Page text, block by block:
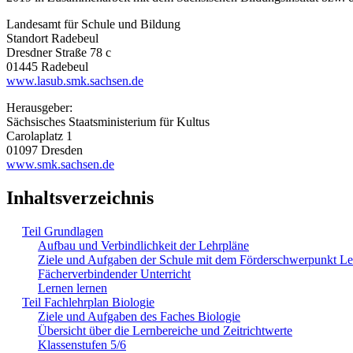
Landesamt für Schule und Bildung
Standort Radebeul
Dresdner Straße 78 c
01445 Radebeul
www.lasub.smk.sachsen.de
Herausgeber:
Sächsisches Staatsministerium für Kultus
Carolaplatz 1
01097 Dresden
www.smk.sachsen.de
Inhaltsverzeichnis
Teil Grundlagen
Aufbau und Verbindlichkeit der Lehrpläne
Ziele und Aufgaben der Schule mit dem Förderschwerpunkt
Fächerverbindender Unterricht
Lernen lernen
Teil Fachlehrplan Biologie
Ziele und Aufgaben des Faches Biologie
Übersicht über die Lernbereiche und Zeitrichtwerte
Klassenstufen 5/6